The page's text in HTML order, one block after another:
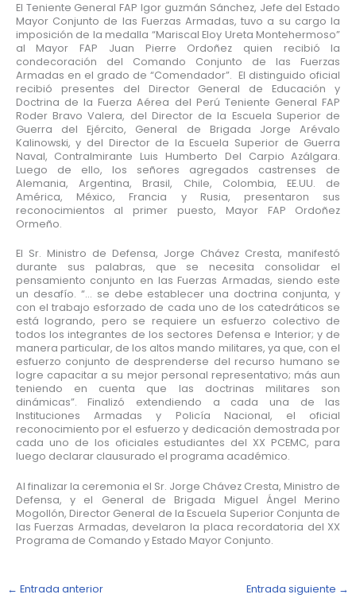
El Teniente General FAP Igor guzmán Sánchez, Jefe del Estado
Mayor Conjunto de las Fuerzas Armadas, tuvo a su cargo la
imposición de la medalla “Mariscal Eloy Ureta Montehermoso”
al Mayor FAP Juan Pierre Ordoñez quien recibió la
condecoración del Comando Conjunto de las Fuerzas
Armadas en el grado de “Comendador”. El distinguido oficial
recibió presentes del Director General de Educación y
Doctrina de la Fuerza Aérea del Perú Teniente General FAP
Roder Bravo Valera, del Director de la Escuela Superior de
Guerra del Ejército, General de Brigada Jorge Arévalo
Kalinowski, y del Director de la Escuela Superior de Guerra
Naval, Contralmirante Luis Humberto Del Carpio Azálgara.
Luego de ello, los señores agregados castrenses de
Alemania, Argentina, Brasil, Chile, Colombia, EE.UU. de
América, México, Francia y Rusia, presentaron sus
reconocimientos al primer puesto, Mayor FAP Ordoñez
Ormeño.
El Sr. Ministro de Defensa, Jorge Chávez Cresta, manifestó
durante sus palabras, que se necesita consolidar el
pensamiento conjunto en las Fuerzas Armadas, siendo este
un desafío. “… se debe establecer una doctrina conjunta, y
con el trabajo esforzado de cada uno de los catedráticos se
está logrando, pero se requiere un esfuerzo colectivo de
todos los integrantes de los sectores Defensa e Interior; y de
manera particular, de los altos mando militares, ya que, con el
esfuerzo conjunto de desprenderse del recurso humano se
logre capacitar a su mejor personal representativo; más aun
teniendo en cuenta que las doctrinas militares son
dinámicas”. Finalizó extendiendo a cada una de las
Instituciones Armadas y Policía Nacional, el oficial
reconocimiento por el esfuerzo y dedicación demostrada por
cada uno de los oficiales estudiantes del XX PCEMC, para
luego declarar clausurado el programa académico.
Al finalizar la ceremonia el Sr. Jorge Chávez Cresta, Ministro de
Defensa, y el General de Brigada Miguel Ángel Merino
Mogollón, Director General de la Escuela Superior Conjunta de
las Fuerzas Armadas, develaron la placa recordatoria del XX
Programa de Comando y Estado Mayor Conjunto.
← Entrada anterior Entrada siguiente →